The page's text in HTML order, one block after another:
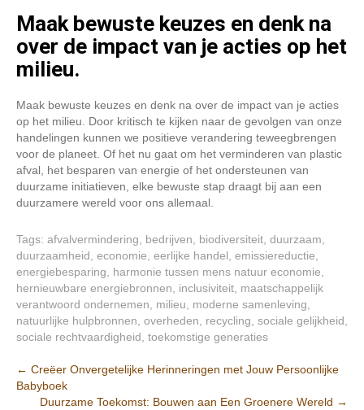
Maak bewuste keuzes en denk na
over de impact van je acties op het
milieu.
Maak bewuste keuzes en denk na over de impact van je acties
op het milieu. Door kritisch te kijken naar de gevolgen van onze
handelingen kunnen we positieve verandering teweegbrengen
voor de planeet. Of het nu gaat om het verminderen van plastic
afval, het besparen van energie of het ondersteunen van
duurzame initiatieven, elke bewuste stap draagt bij aan een
duurzamere wereld voor ons allemaal.
Tags: afvalvermindering bedrijven biodiversiteit duurzaam
duurzaamheid economie eerlijke handel emissiereductie
energiebesparing
harmonie tussen mens natuur economie
hernieuwbare energiebronnen
inclusiviteit maatschappelijk
verantwoord ondernemen
milieu moderne samenleving
natuurlijke hulpbronnen overheden recycling sociale gelijkheid
sociale rechtvaardigheid toekomstige generaties
Post
navigation
← Creëer Onvergetelijke Herinneringen met Jouw Persoonlijke
Babyboek
Duurzame Toekomst: Bouwen aan Een Groenere Wereld →